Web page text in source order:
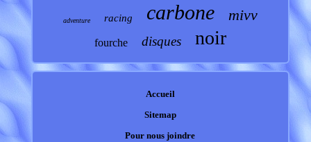
adventure racing carbone mivv
fourche disques noir
Accueil
Sitemap
Pour nous joindre